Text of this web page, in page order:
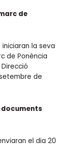
de
la seva
de Ponència
de
documents
el dia 20